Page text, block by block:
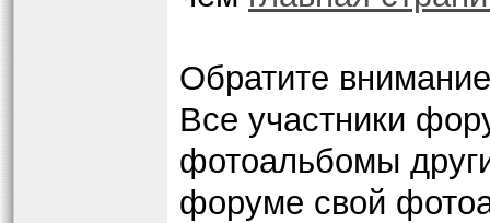
Обратите
Все участники
фотоальбомы
форуме свой